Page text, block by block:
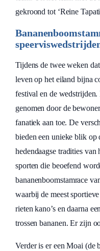
gekroond tot ‘Reine
Tijdens de twee weken
leven op het eiland bijna
festival en de
genomen door de
fanatiek aan toe. De
bieden een unieke blik op
hedendaagse tradities
sporten die beoefend
bananenboomstamrace
waarbij de meest
rieten kano’s en daarna
trossen bananen. Er zijn
Verder is er een Moai (de